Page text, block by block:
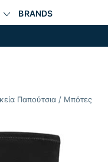
BRANDS
Παπούτσια / Μπότες